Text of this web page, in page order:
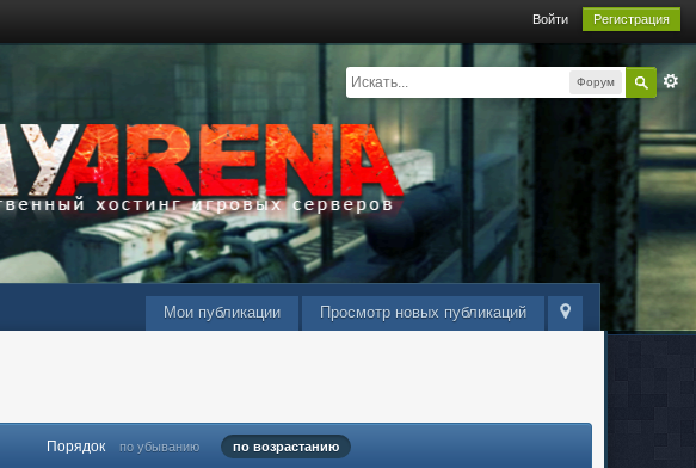
Войти Регистрация
Форум
Просмотр новых публикаций
Мои публикации
Порядок по убыванию по возрастанию